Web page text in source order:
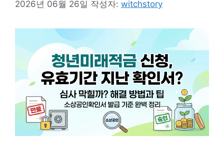
2026년 06월 26일 작성자: witchstory